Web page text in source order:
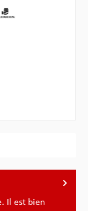
Il est bien